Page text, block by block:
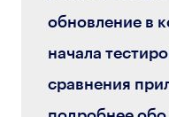
обновление в
начала
сравнения